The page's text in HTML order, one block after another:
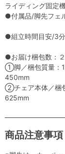
ライディング固定
●付属品/脚先フェ
●組立時間目安/3分
●お届け梱包数：
①脚／梱包質量：
450mm
②チェア本体／梱
625mm
商品注意事項